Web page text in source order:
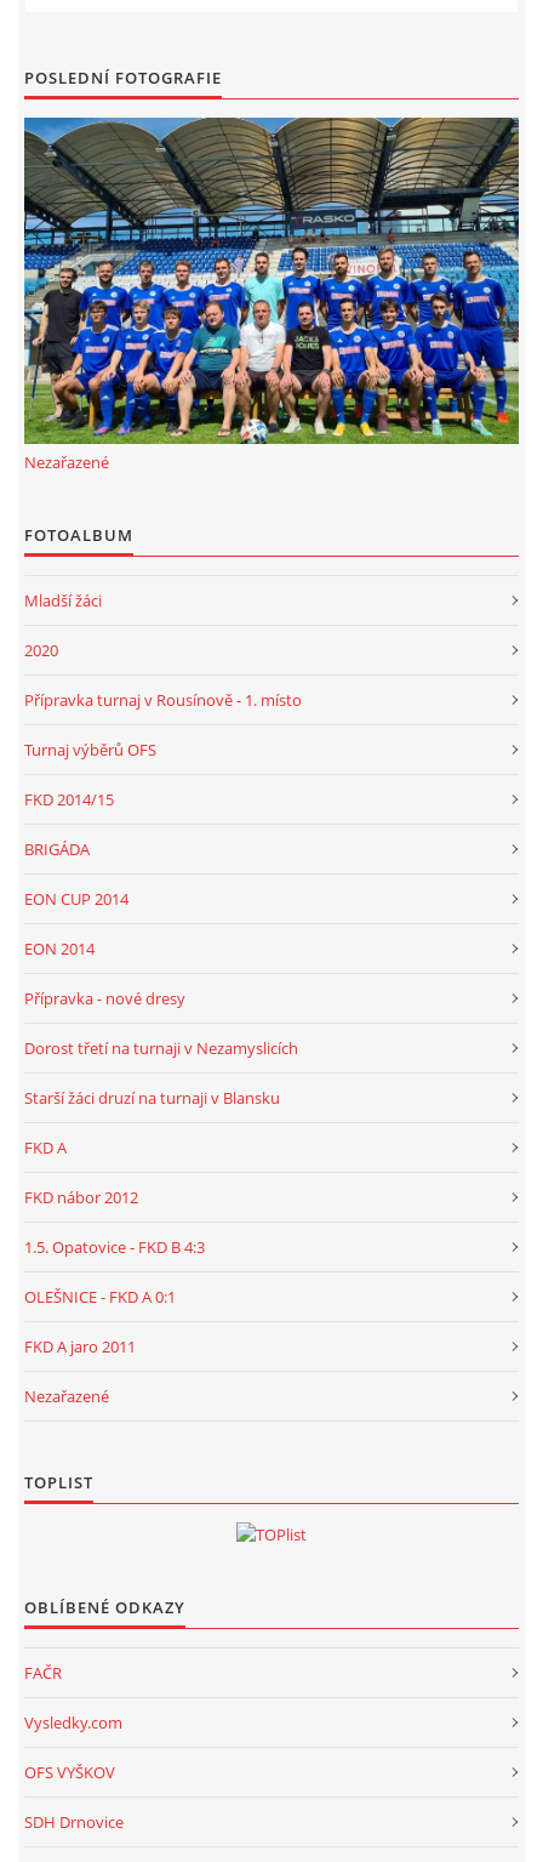
ARCHÍV
DOTACE
FKD, z.s.
Drnovice 704
68304 Drnovice
ičo 27005305
č.ú. 3227086359 / 0800
© 2026 eStránky.cz |RSS
POSLEDNÍ FOTOGRAFIE
Nezařazené
FOTOALBUM
Mladší žáci
2020
Přípravka turnaj v Rousínově - 1. místo
Turnaj výběrů OFS
FKD 2014/15
BRIGÁDA
EON CUP 2014
EON 2014
Přípravka - nové dresy
Dorost třetí na turnaji v Nezamyslicích
Starší žáci druzí na turnaji v Blansku
FKD A
FKD nábor 2012
1.5. Opatovice - FKD B 4:3
OLEŠNICE - FKD A 0:1
FKD A jaro 2011
Nezařazené
TOPLIST
OBLÍBENÉ ODKAZY
FAČR
Vysledky.com
OFS VYŠKOV
SDH Drnovice